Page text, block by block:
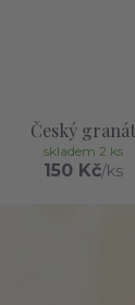
Český granát
150 Kč/ks
skladem 2 ks